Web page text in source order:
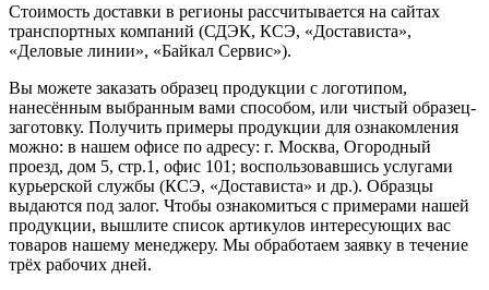
Стоимость доставки в регионы рассчитывается на сайтах
транспортных компаний (СДЭК, КСЭ, «Достависта»,
«Деловые линии», «Байкал Сервис»).
Вы можете заказать образец продукции с логотипом,
нанесённым выбранным вами способом, или чистый образец-
заготовку. Получить примеры продукции для ознакомления
можно: в нашем офисе по адресу: г. Москва, Огородный
проезд, дом 5, стр.1, офис 101; воспользовавшись услугами
курьерской службы (КСЭ, «Достависта» и др.). Образцы
выдаются под залог. Чтобы ознакомиться с примерами нашей
продукции, вышлите список артикулов интересующих вас
товаров нашему менеджеру. Мы обработаем заявку в течение
трёх рабочих дней.